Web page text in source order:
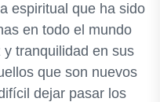
espiritual que ha sido
en todo el mundo
tranquilidad en sus
que son nuevos
dejar pasar los